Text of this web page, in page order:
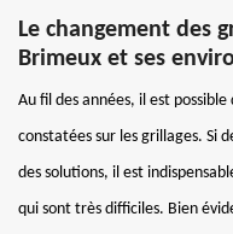
Le changement des
Brimeux et ses
Au fil des années, il est
constatées sur les grillages. Si
des solutions, il est
qui sont très difficiles. Bien